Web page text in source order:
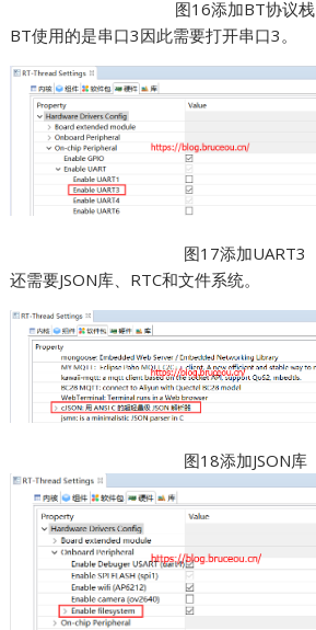
图16添加BT协议栈
BT使用的是串口3因此需要打开串口3。
图17添加UART3
还需要JSON库、RTC和文件系统。
图18添加JSON库